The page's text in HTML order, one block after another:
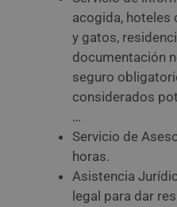
acogida, hoteles
y gatos,
documentación
seguro
considerados
…
Servicio de
horas.
Asistencia
legal para dar